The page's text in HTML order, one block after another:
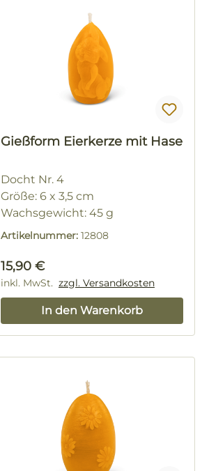
Gießform Eierkerze mit Hase
Docht Nr. 4
Größe: 6 x 3,5 cm
Wachsgewicht: 45 g
Artikelnummer: 12808
Regulärer Preis:
15,90 €
inkl. MwSt. zzgl. Versandkosten
In den Warenkorb